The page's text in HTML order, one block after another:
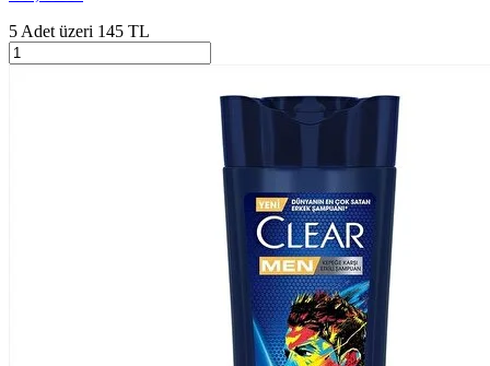
5 Adet üzeri 145 TL